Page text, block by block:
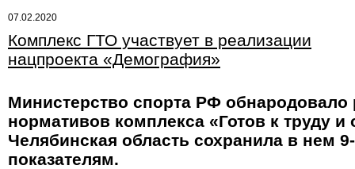
07.02.2020
Комплекс ГТО участвует в реализации
нацпроекта «Демография»
Министерство спорта РФ
нормативов комплекса «Готов к труду
Челябинская область сохранила в нем
показателям.